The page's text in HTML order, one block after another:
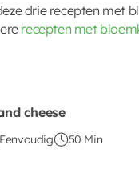
drie recepten met
recepten met
cheese
Eenvoudig 50 Min